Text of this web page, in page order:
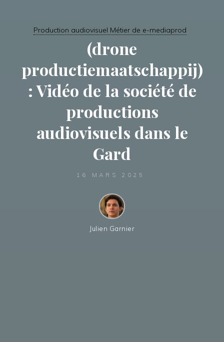
Production audiovisuel Métier de e-mediaprod
(drone
productiemaatschappij)
: Vidéo de la société de
productions
audiovisuels dans le
Gard
16 MARS 2025
Julien Garnier